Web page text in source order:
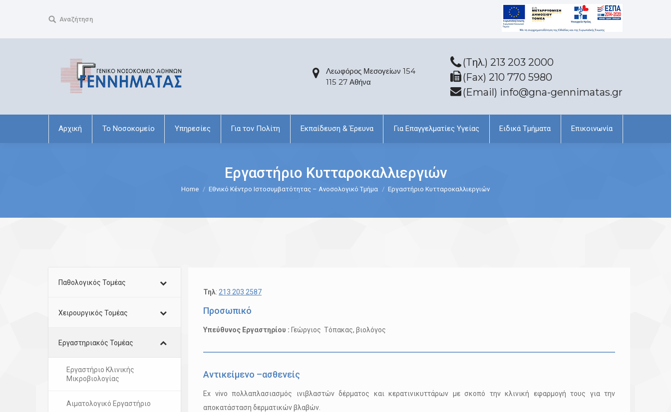
Search:Αναζήτηση
Λεωφόρος Μεσογείων 154
115 27 Αθήνα
(Tηλ.) 213 203 2000
(Fax) 210 770 5980
(Email) info@gna-gennimatas.gr
Αρχική Το Νοσοκομείο Υπηρεσίες Για τον Πολίτη Εκπαίδευση & Έρευνα Για Επαγγελματίες Υγείας Ειδικά Τμήματα Επικοινωνία
Εργαστήριο Κυτταροκαλλιεργιών
Home Εθνικό Κέντρο Ιστοσυμβατότητας – Ανοσολογικό Τμήμα Εργαστήριο Κυτταροκαλλιεργιών
Παθολογικός Τομέας
Χειρουργικός Τομέας
Εργαστηριακός Τομέας
Εργαστήριο Κλινικής
Μικροβιολογίας
Αιματολογικό Εργαστήριο
Τηλ: 213 203 2587
Προσωπικό
Υπεύθυνος Εργαστηρίου : Γεώργιος Τόπακας, βιολόγος
Αντικείμενο –ασθενείς
Ex vivo πολλαπλασιασμός ινιβλαστών δέρματος και κερατινικυττάρων με σκοπό την κλινική εφαρμογή τους για την
αποκατάσταση δερματικών βλαβών.